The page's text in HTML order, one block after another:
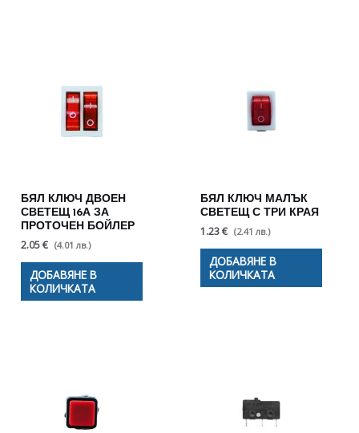
БЯЛ КЛЮЧ ДВОЕН
СВЕТЕЩ 16А ЗА
ПРОТОЧЕН БОЙЛЕР
2.05 € (4.01 лв.)
ДОБАВЯНЕ В
КОЛИЧКАТА
БЯЛ КЛЮЧ МАЛЪК
СВЕТЕЩ С ТРИ КРАЯ
1.23 € (2.41 лв.)
ДОБАВЯНЕ В
КОЛИЧКАТА